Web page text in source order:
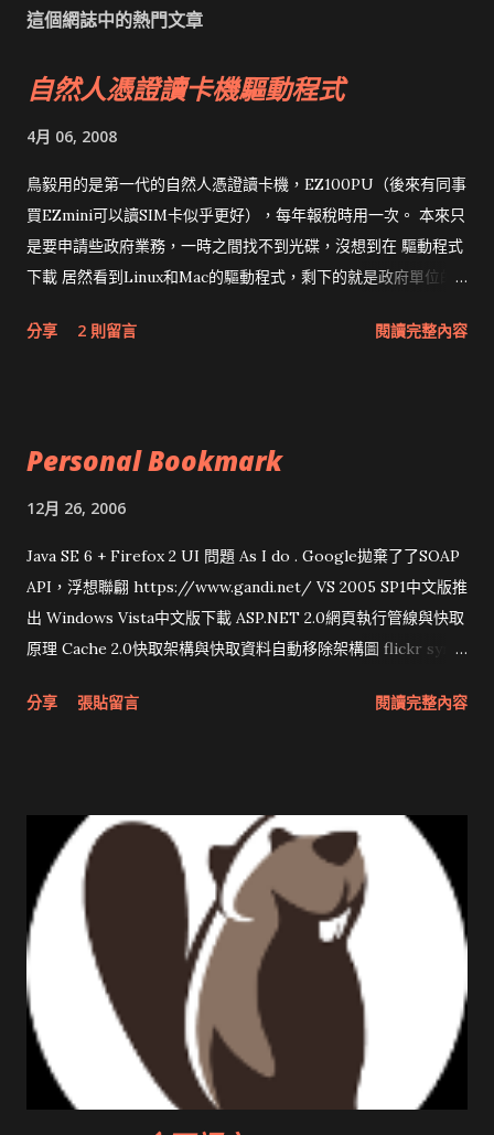
這個網誌中的熱門文章
自然人憑證讀卡機驅動程式
4月 06, 2008
鳥毅用的是第一代的自然人憑證讀卡機，EZ100PU（後來有同事
買EZmini可以讀SIM卡似乎更好），每年報稅時用一次。 本來只
是要申請些政府業務，一時之間找不到光碟，沒想到在 驅動程式
下載 居然看到Linux和Mac的驅動程式，剩下的就是政府單位的
分享 2 則留言 閱讀完整內容
Personal Bookmark
12月 26, 2006
Java SE 6 + Firefox 2 UI 問題 As I do . Google拋棄了了SOAP
API，浮想聯翩 https://www.gandi.net/ VS 2005 SP1中文版推
出 Windows Vista中文版下載 ASP.NET 2.0網頁執行管線與快取
原理 Cache 2.0快取架構與快取資料自動移除架構圖 flickr sync
圖治推動改革 Wait and see 國內某SOC疑遭駭客入侵 大砲開講
分享 張貼留言 閱讀完整內容